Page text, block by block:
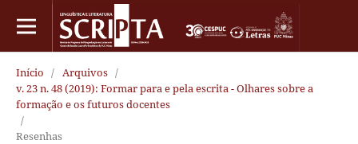
Início / Arquivos /
v. 23 n. 48 (2019): Formar para e pela escrita - Olhares sobre a
formação e os futuros docentes
/
Resenhas